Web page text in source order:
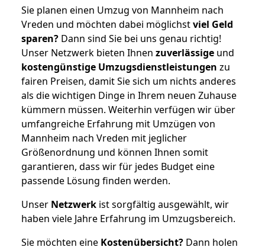
Sie planen einen Umzug von Mannheim nach
Vreden und möchten dabei möglichstviel Geld
sparen? Dann sind Sie bei uns genau richtig!
Unser Netzwerk bieten Ihnen zuverlässige und
kostengünstige Umzugsdienstleistungen zu
fairen Preisen, damit Sie sich um nichts anderes
als die wichtigen Dinge in Ihrem neuen Zuhause
kümmern müssen. Weiterhin verfügen wir über
umfangreiche Erfahrung mit Umzügen von
Mannheim nach Vreden mit jeglicher
Größenordnung und können Ihnen somit
garantieren, dass wir für jedes Budget eine
passende Lösung finden werden.
Unser Netzwerk ist sorgfältig ausgewählt, wir
haben viele Jahre Erfahrung im Umzugsbereich.
Sie möchten eine Kostenübersicht? Dann holen